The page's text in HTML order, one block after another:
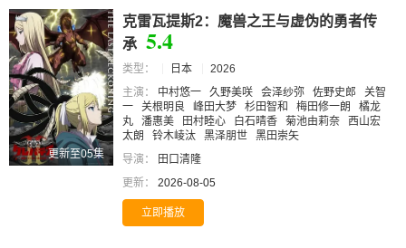
更新至05集
克雷瓦提斯2：魔兽之王与虚伪的勇者传
承 5.4
类型： 日本
2026
主演：
中村悠一 久野美咲 会泽纱弥 佐野史郎
关智
一
关根明良 峰田大梦 杉田智和 梅田修一朗
橘龙
丸
潘惠美 田村睦心 白石晴香 菊池由莉奈
西山宏
太朗
铃木崚汰 黑泽朋世
黑田崇矢
导演：
田口清隆
更新：
2026-08-05
立即播放